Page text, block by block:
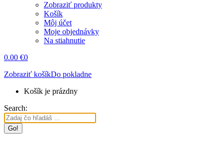
Zobraziť produkty
Košík
Môj účet
Moje objednávky
Na stiahnutie
0.00 €0
Zobraziť košíkDo pokladne
Košík je prázdny
Search: